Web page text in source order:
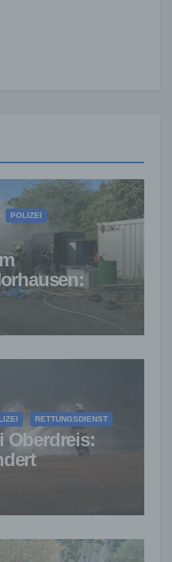
POLIZEI
weitere
RETTUNGSDIENST
Oberdreis: